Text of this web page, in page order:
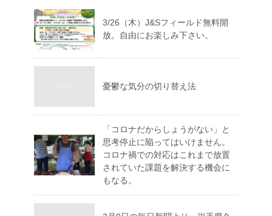
3/26（木）J&Sフィールド無料開
放。自由にお楽しみ下さい。
憂鬱な気分の切り替え法
「コロナだからしょうがない」と
思考停止に陥ってはいけません。
コロナ禍での対応はこれまで放置
されていた課題を解決する機会に
もなる。